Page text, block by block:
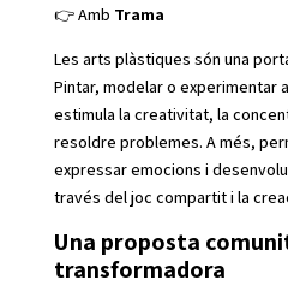
👉 Amb Trama
Les arts plàstiques són una
Pintar, modelar o experimentar
estimula la creativitat, la
resoldre problemes. A més,
expressar emocions i
través del joc compartit i la
Una proposta
transformadora